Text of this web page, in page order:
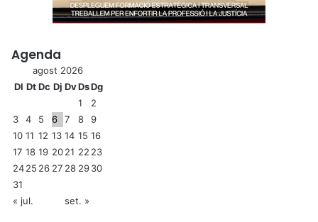
Agenda
agost 2026
Dl DtDc Dj DvDsDg
1
2
3
4 5 6 7 8
9
10 11 12 13 14 15 16
17 18 19 2021 22 23
2425 26 27 28 2930
31
« jul.
set. »